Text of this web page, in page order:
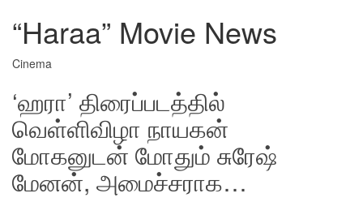
“Haraa” Movie News
Cinema
‘ஹரா’ திரைப்படத்தில்
வெள்ளிவிழா நாயகன்
மோகனுடன் மோதும் சுரேஷ்
மேனன், அமைச்சராக…